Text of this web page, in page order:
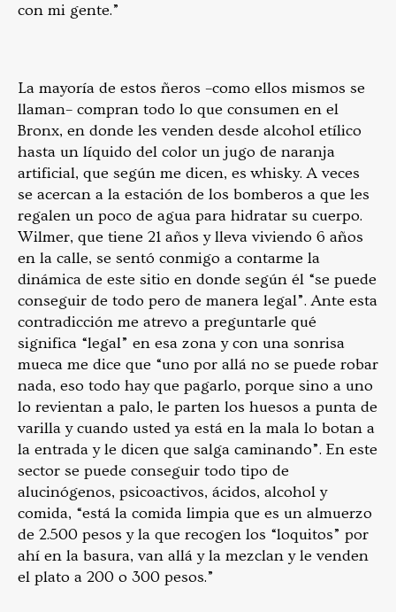
con mi gente.”
La mayoría de estos ñeros –como ellos mismos se
llaman– compran todo lo que consumen en el
Bronx, en donde les venden desde alcohol etílico
hasta un líquido del color un jugo de naranja
artificial, que según me dicen, es whisky. A veces
se acercan a la estación de los bomberos a que les
regalen un poco de agua para hidratar su cuerpo.
Wilmer, que tiene 21 años y lleva viviendo 6 años
en la calle, se sentó conmigo a contarme la
dinámica de este sitio en donde según él “se puede
conseguir de todo pero de manera legal”. Ante esta
contradicción me atrevo a preguntarle qué
significa “legal” en esa zona y con una sonrisa
mueca me dice que “uno por allá no se puede robar
nada, eso todo hay que pagarlo, porque sino a uno
lo revientan a palo, le parten los huesos a punta de
varilla y cuando usted ya está en la mala lo botan a
la entrada y le dicen que salga caminando”. En este
sector se puede conseguir todo tipo de
alucinógenos, psicoactivos, ácidos, alcohol y
comida, “está la comida limpia que es un almuerzo
de 2.500 pesos y la que recogen los “loquitos” por
ahí en la basura, van allá y la mezclan y le venden
el plato a 200 o 300 pesos.”